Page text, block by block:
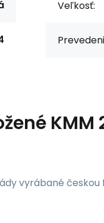
Veľkosť:
KMM
vyrábané českou